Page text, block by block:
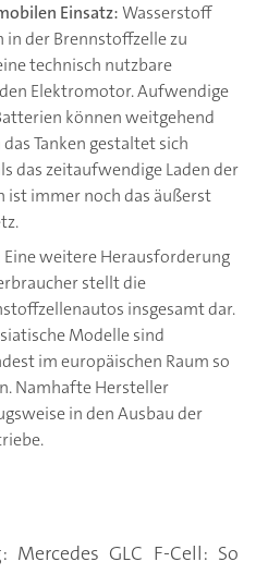
Einsatz:Wasserstoff
in der Brennstoffzelle zu
technisch nutzbare
Elektromotor. Aufwendige
können weitgehend
Tanken gestaltet sich
das zeitaufwendige Laden der
ist immer noch das äußerst
Eine weitere Herausforderung
stellt die
insgesamt dar.
Modelle sind
im europäischen Raum so
Namhafte Hersteller
in den Ausbau der
Mercedes GLC F-Cell: So